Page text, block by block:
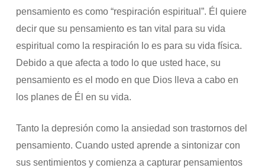
pensamiento es como “respiración espiritual”. Él quiere
decir que su pensamiento es tan vital para su vida
espiritual como la respiración lo es para su vida física.
Debido a que afecta a todo lo que usted hace, su
pensamiento es el modo en que Dios lleva a cabo en
los planes de Él en su vida.
Tanto la depresión como la ansiedad son trastornos del
pensamiento. Cuando usted aprende a sintonizar con
sus sentimientos y comienza a capturar pensamientos